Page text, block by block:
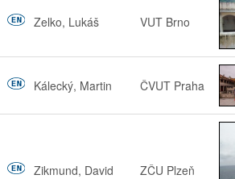
Zelko, Lukáš VUT Brno
Kálecký, Martin ČVUT Praha
Zikmund, David ZČU Plzeň